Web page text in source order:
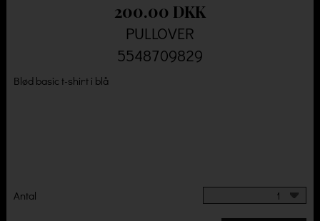
200.00 DKK
PULLOVER
5548709829
Blød basic t-shirt i blå
Antal 1